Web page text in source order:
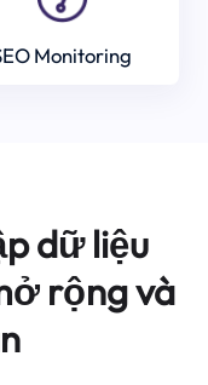
Monitoring
dữ liệu
rộng và